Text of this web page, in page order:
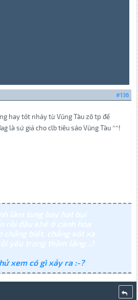
#136
hay tót nhảy từ Vũng Tàu zô tp để
là sứ giả cho clb tiêu sáo Vũng Tàu ^^!
làm tung bay hạt bụi
rồi đậu khẽ ở cánh hoa
chẳng biết, chẳng xót xa
yêu trong thầm lặng...!
xem có gì xảy ra :-?